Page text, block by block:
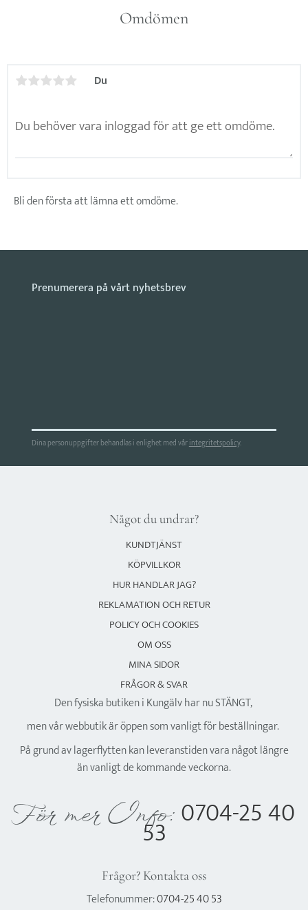
Omdömen
Du
Bli den första att lämna ett omdöme.
Dina personuppgifter behandlas i enlighet med vårintegritetspolicy.
Något du undrar?
KUNDTJÄNST
KÖPVILLKOR
HUR HANDLAR JAG?
REKLAMATION OCH RETUR
POLICY OCH COOKIES
OM OSS
MINA SIDOR
FRÅGOR & SVAR
Den fysiska butiken i Kungälv har nu STÄNGT,
men vår webbutik är öppen som vanligt för beställningar.
På grund av lagerflytten kan leveranstiden vara något längre
än vanligt de kommande veckorna.
För mer Info: 0704-25 40
53
Frågor? Kontakta oss
Telefonummer:0704-25 40 53